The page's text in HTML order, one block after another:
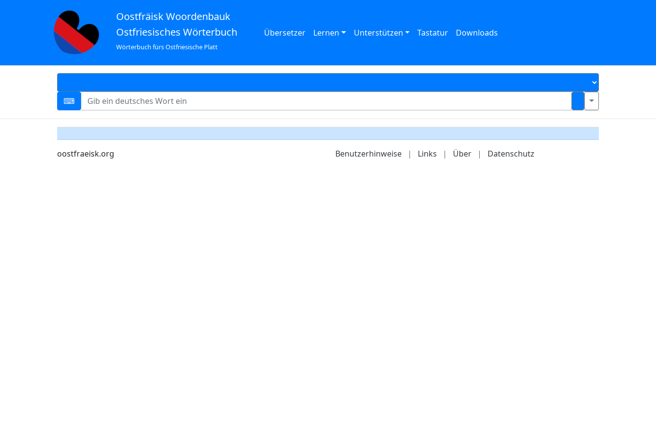
Oostfräisk Woordenbauk
Ostfriesisches Wörterbuch
Wörterbuch fürs Ostfriesische Platt
Übersetzer Lernen Unterstützen Tastatur Downloads
oostfraeisk.org Benutzerhinweise | Links | Über | Datenschutz